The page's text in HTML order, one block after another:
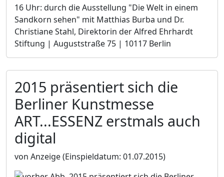
16 Uhr: durch die Ausstellung "Die Welt in einem
Sandkorn sehen" mit Matthias Burba und Dr.
Christiane Stahl, Direktorin der Alfred Ehrhardt
Stiftung | Auguststraße 75 | 10117 Berlin
2015 präsentiert sich die
Berliner Kunstmesse
ART...ESSENZ erstmals auch
digital
von Anzeige(Einspieldatum: 01.07.2015)